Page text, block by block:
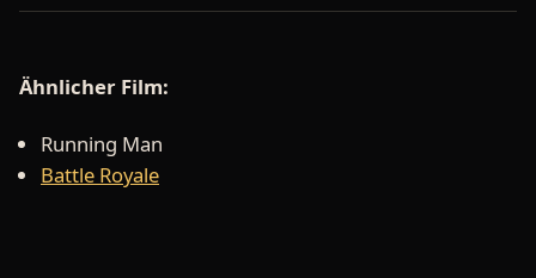
Ähnlicher Film:
Running Man
Battle Royale